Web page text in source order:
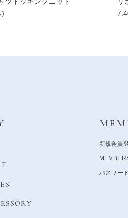
ツドッキングニット
)
リ
新規会員
パスワー